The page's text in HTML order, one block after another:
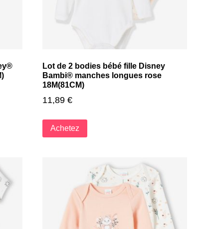
Lot de 2 bodies bébé fille Disney
Bambi® manches longues rose
18M(81CM)
11,89 €
Achetez